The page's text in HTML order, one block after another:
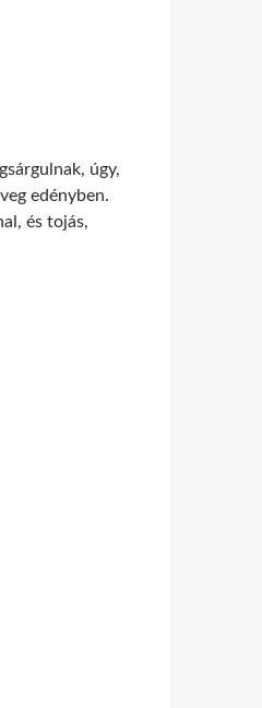
úgy,
edényben.
és tojás,